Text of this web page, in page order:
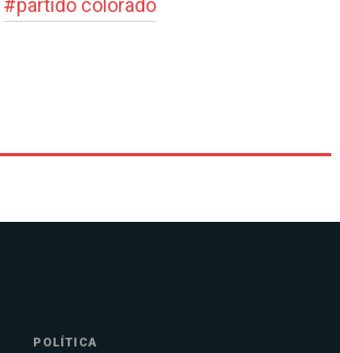
#partido colorado
POLÍTICA